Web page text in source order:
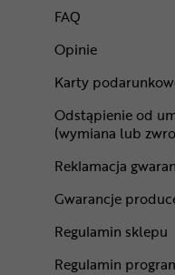
FAQ
Opinie
Karty
Odstąpienie od
(wymiana lub
Reklamacja
Gwarancje
Regulamin sklepu
Regulamin